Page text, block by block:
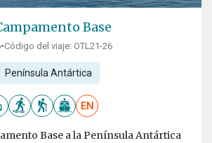
Base
•Código del viaje: OTL21-26
Península Antártica
EN
Base a la Península Antártica